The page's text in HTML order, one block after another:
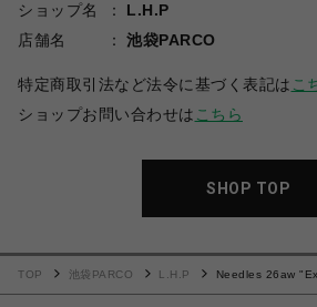
ショップ名
L.H.P
店舗名
池袋PARCO
特定商取引法など法令に基づく表記は こ
ショップお問い合わせは こちら
SHOP TOP
TOP 池袋PARCO L.H.P
Needles 26aw